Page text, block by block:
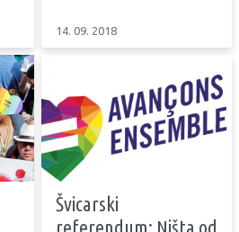
14. 09. 2018
Švicarski
referendum: Ništa od